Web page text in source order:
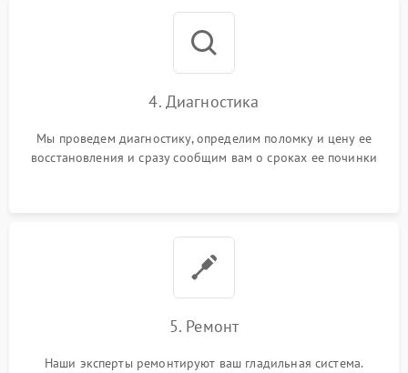
4. Диагностика
Мы проведем диагностику, определим поломку и цену ее
восстановления и сразу сообщим вам о сроках ее починки
5. Ремонт
Наши эксперты ремонтируют ваш гладильная система.